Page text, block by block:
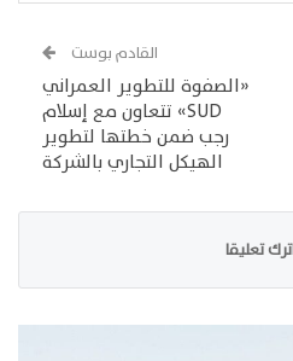
القادم بوست
«الصفوة للتطوير العمراني
SUD» تتعاون مع إسلام
رجب ضمن خطتها لتطوير
الهيكل التجاري بالشركة
تعليقا